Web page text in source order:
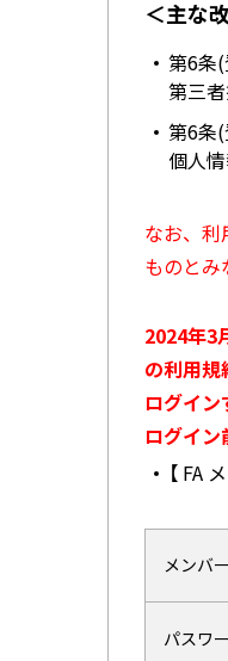
＜主な
第6条
第三
第6条
個人
なお、
ものとみ
2024年3
の利用規
ログイン
ログイン
【 FA
メンバ
パスワ